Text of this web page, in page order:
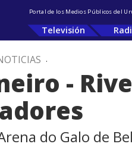
Portal de los Medios Públicos del
Televisión
.
-
do Galo de